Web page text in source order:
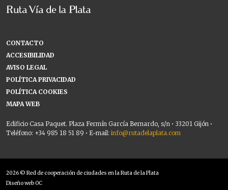
CONTACTO
ACCESIBILIDAD
AVISO LEGAL
POLÍTICA PRIVACIDAD
POLÍTICA COOKIES
MAPA WEB
Edificio Casa Paquet. Plaza Fermín García Bernardo, s/n • 33201 Gijón •
Teléfono: +34 985 18 51 89 • E-mail: info@rutadelaplata.com
2026 © Red de cooperación de ciudades en la Ruta de la Plata
Diseño web OC